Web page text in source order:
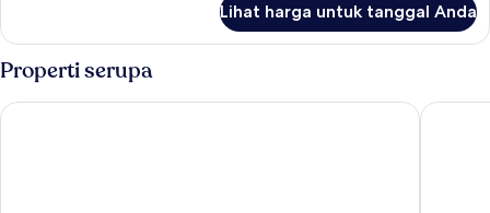
Twin
Kamar
Superior,
2
Tempat
Tidur
Lihat harga untuk tanggal Anda
Properti serupa
DeHome Boutique Hotel Roxy